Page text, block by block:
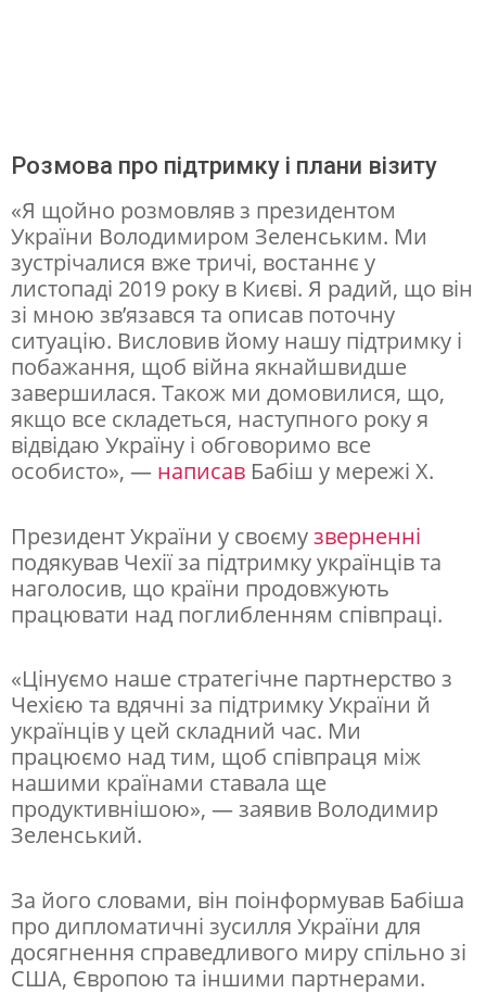
:
д
о
м
о
в
и
л
и
с
я
п
р
о
с
о
б
и
с
у
з
у
Розмова про підтримку і плани візиту
«Я щойно розмовляв з президентом
України Володимиром Зеленським. Ми
зустрічалися вже тричі, востаннє у
листопаді 2019 року в Києві. Я радий, що він
зі мною зв’язався та описав поточну
ситуацію. Висловив йому нашу підтримку і
побажання, щоб війна якнайшвидше
завершилася. Також ми домовилися, що,
якщо все складеться, наступного року я
відвідаю Україну і обговоримо все
особисто», — написав Бабіш у мережі X.
Президент України у своємузверненні
подякував Чехії за підтримку українців та
наголосив, що країни продовжують
працювати над поглибленням співпраці.
«Цінуємо наше стратегічне партнерство з
Чехією та вдячні за підтримку України й
українців у цей складний час. Ми
працюємо над тим, щоб співпраця між
нашими країнами ставала ще
продуктивнішою», — заявив Володимир
Зеленський.
За його словами, він поінформував Бабіша
про дипломатичні зусилля України для
досягнення справедливого миру спільно зі
США, Європою та іншими партнерами.